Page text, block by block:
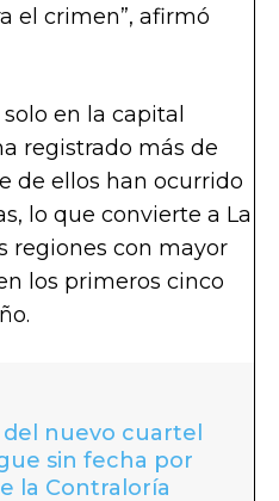
el crimen”, afirmó
en la capital
registrado más de
de ellos han ocurrido
lo que convierte a La
regiones con mayor
los primeros cinco
nuevo cuartel
sin fecha por
la Contraloría